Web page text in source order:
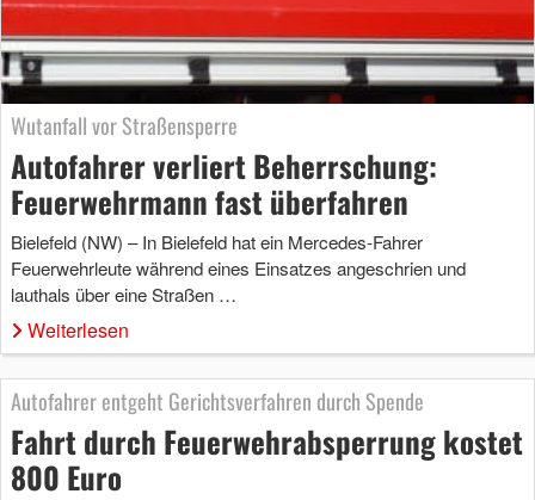
Wutanfall vor Straßensperre
Autofahrer verliert Beherrschung:
Feuerwehrmann fast überfahren
Bielefeld (NW) – In Bielefeld hat ein Mercedes-Fahrer
Feuerwehrleute während eines Einsatzes angeschrien und
lauthals über eine Straßen …
Weiterlesen
Autofahrer entgeht Gerichtsverfahren durch Spende
Fahrt durch Feuerwehrabsperrung kostet
800 Euro